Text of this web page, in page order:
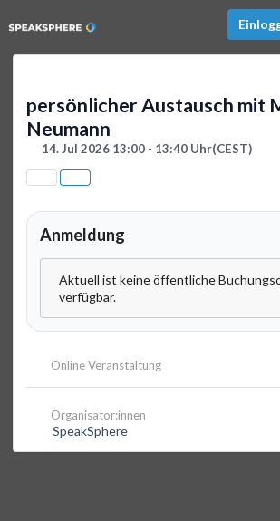
persönlicher Austausch mit
Neumann
14. Jul 2026 13:00 - 13:40 Uhr(CEST)
Anmeldung
Aktuell ist keine öffentliche
verfügbar.
Online Veranstaltung
Organisator:innen
SpeakSphere